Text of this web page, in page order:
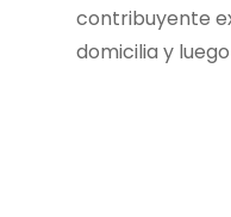
contribuyente
domicilia y